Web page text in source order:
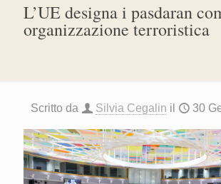
L’UE designa i pasdaran
organizzazione terroristica
Scritto da Silvia Cegalin il 30